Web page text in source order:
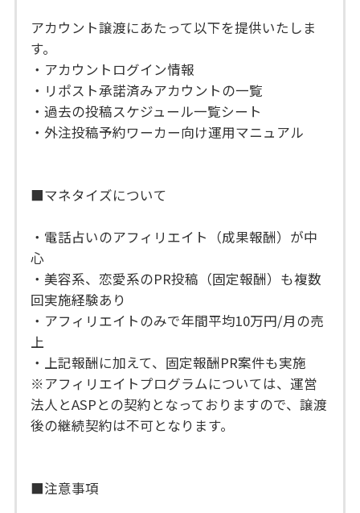
アカウント譲渡にあたって以下を提供いたしま
す。
・アカウントログイン情報
・リポスト承諾済みアカウントの一覧
・過去の投稿スケジュール一覧シート
・外注投稿予約ワーカー向け運用マニュアル
■マネタイズについて
・電話占いのアフィリエイト（成果報酬）が中
心
・美容系、恋愛系のPR投稿（固定報酬）も複数
回実施経験あり
・アフィリエイトのみで年間平均10万円/月の売
上
・上記報酬に加えて、固定報酬PR案件も実施
※アフィリエイトプログラムについては、運営
法人とASPとの契約となっておりますので、譲渡
後の継続契約は不可となります。
■注意事項